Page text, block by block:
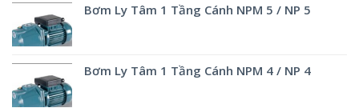
Bơm Ly Tâm 1 Tầng Cánh NPM 5 / NP 5
Bơm Ly Tâm 1 Tầng Cánh NPM 4 / NP 4